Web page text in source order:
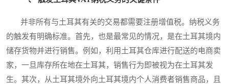
并非所有与土耳其有关的交易都需要注册增值税。纳税义务
的触发有明确标准。首先，也是最常见的情况，是在土耳其境内
储存货物并进行销售。例如，利用土耳其仓库进行配送的电商卖
家，一旦库存所在地在土耳其，销售行为即被视为在土耳其发
生。其次，从土耳其境外向土耳其境内个人消费者销售商品，且